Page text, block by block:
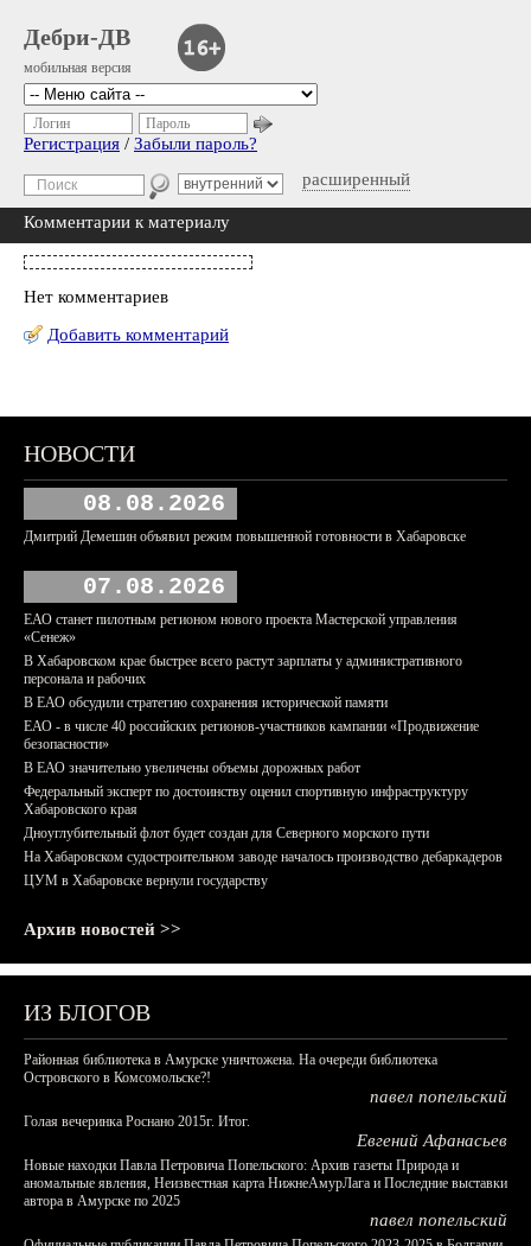
Дебри-ДВ
мобильная версия
расширенный
Логин Пароль
Регистрация / Забыли пароль?
Комментарии к материалу
Нет комментариев
Добавить комментарий
НОВОСТИ
08.08.2026
Дмитрий Демешин объявил режим повышенной готовности в Хабаровске
07.08.2026
ЕАО станет пилотным регионом нового проекта Мастерской управления
«Сенеж»
В Хабаровском крае быстрее всего растут зарплаты у административного
персонала и рабочих
В ЕАО обсудили стратегию сохранения исторической памяти
ЕАО - в числе 40 российских регионов-участников кампании «Продвижение
безопасности»
В ЕАО значительно увеличены объемы дорожных работ
Федеральный эксперт по достоинству оценил спортивную инфраструктуру
Хабаровского края
Дноуглубительный флот будет создан для Северного морского пути
На Хабаровском судостроительном заводе началось производство дебаркадеров
ЦУМ в Хабаровске вернули государству
Архив новостей >>
ИЗ БЛОГОВ
Районная библиотека в Амурске уничтожена. На очереди библиотека
Островского в Комсомольске?!
павел попельский
Голая вечеринка Роснано 2015г. Итог.
Евгений Афанасьев
Новые находки Павла Петровича Попельского: Архив газеты Природа и
аномальные явления, Неизвестная карта НижнеАмурЛага и Последние выставки
автора в Амурске по 2025
павел попельский